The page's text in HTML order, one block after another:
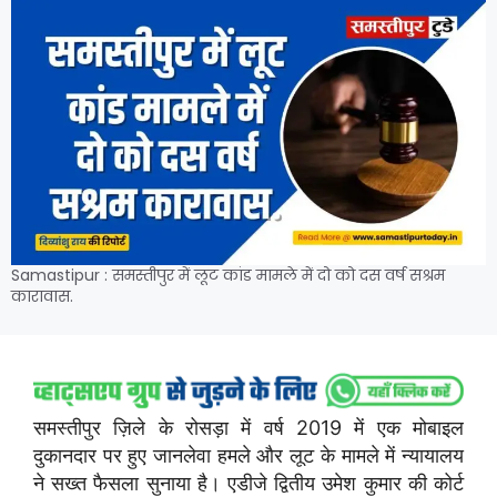
Samastipur : समस्तीपुर में लूट कांड मामले में दो को दस वर्ष सश्रम
कारावास.
समस्तीपुर ज़िले के रोसड़ा में वर्ष 2019 में एक मोबाइल
दुकानदार पर हुए जानलेवा हमले और लूट के मामले में न्यायालय
ने सख्त फैसला सुनाया है। एडीजे द्वितीय उमेश कुमार की कोर्ट